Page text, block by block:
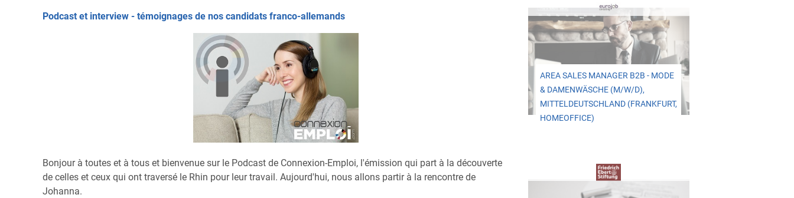
Podcast et interview - témoignages de nos candidats franco-allemands
Bonjour à toutes et à tous et bienvenue sur le Podcast de Connexion-Emploi, l'émission qui part à la découverte
de celles et ceux qui ont traversé le Rhin pour leur travail. Aujourd'hui, nous allons partir à la rencontre de
Johanna.
AREA SALES MANAGER B2B - MODE
& DAMENWÄSCHE (M/W/D),
MITTELDEUTSCHLAND (FRANKFURT,
HOMEOFFICE)